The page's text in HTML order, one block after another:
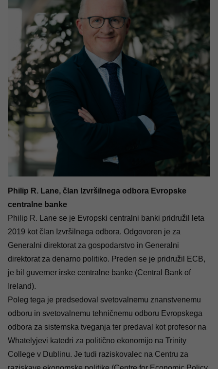
Philip R. Lane, član Izvršilnega odbora Evropske
centralne banke
Philip R. Lane se je Evropski centralni banki pridružil leta
2019 kot član Izvršilnega odbora. Odgovoren je za
Generalni direktorat za gospodarstvo in Generalni
direktorat za denarno politiko. Preden se je pridružil ECB,
je bil guverner irske centralne banke (Central Bank of
Ireland).
Poleg tega je predsedoval svetovalnemu znanstvenemu
odboru in svetovalnemu tehničnemu odboru Evropskega
odbora za sistemska tveganja ter predaval kot profesor na
Whatelyjevi katedri za politično ekonomijo na Trinity
College v Dublinu. Je tudi raziskovalec na Centru za